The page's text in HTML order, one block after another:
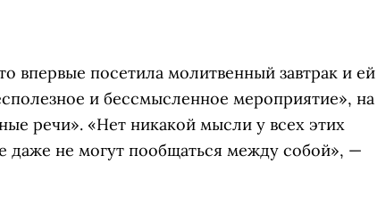
впервые посетила молитвенный завтрак и ей
и бессмысленное мероприятие», на
речи». «Нет никакой мысли у всех этих
даже не могут пообщаться между собой», —